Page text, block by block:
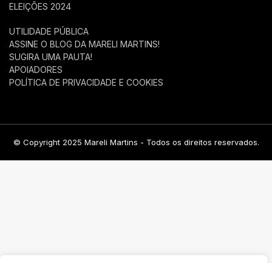
ELEIÇÕES 2024
UTILIDADE PÚBLICA
ASSINE O BLOG DA MARELI MARTINS!
SUGIRA UMA PAUTA!
APOIADORES
POLÍTICA DE PRIVACIDADE E COOKIES
© Copyright 2025 Mareli Martins - Todos os direitos reservados.